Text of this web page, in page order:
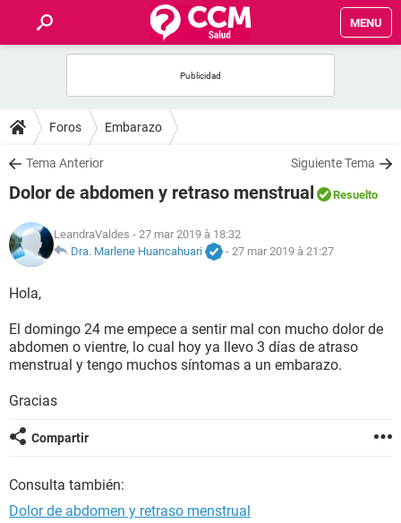
MENU
FORUMS
SALUD
NUTRICIÓN
BIENESTAR
SEXUALIDAD
Foros Embarazo
Tema Anterior Siguiente Tema
Dolor de abdomen y retraso menstrual Resuelto
LeandraValdes - 27 mar 2019 à 18:32
Dra. Marlene Huancahuari
- 27 mar 2019 à 21:27
Hola,
El domingo 24 me empece a sentir mal con mucho dolor de
abdomen o vientre, lo cual hoy ya llevo 3 días de atraso
menstrual y tengo muchos síntomas a un embarazo.
Gracias
Compartir
Consulta también:
Dolor de abdomen y retraso menstrual